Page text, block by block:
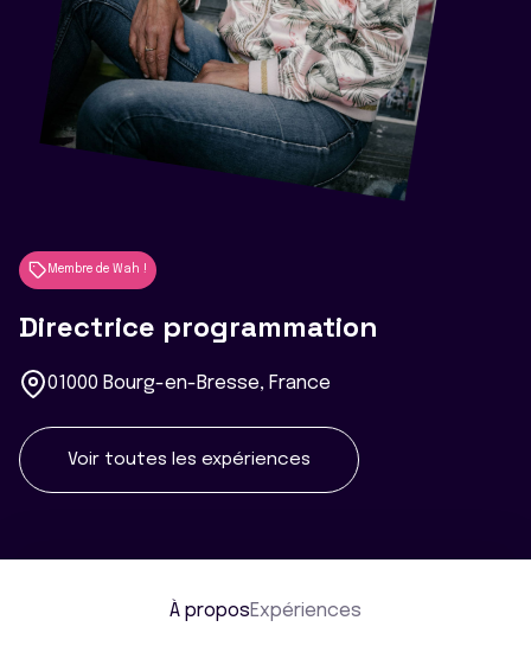
Membre de Wah !
Directrice programmation
01000 Bourg-en-Bresse, France
Voir toutes les expériences
À proposExpériences